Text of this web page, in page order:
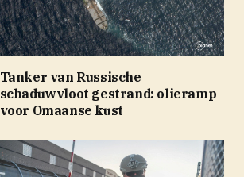
Tanker van Russische
schaduwvloot gestrand: olieramp
voor Omaanse kust